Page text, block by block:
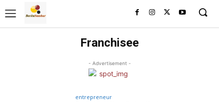
Franchisee
- Advertisement -
entrepreneur